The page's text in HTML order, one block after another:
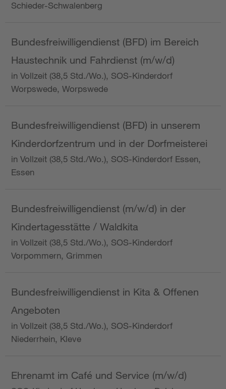
Schieder-Schwalenberg
Bundesfreiwilligendienst (BFD) im Bereich
Haustechnik und Fahrdienst (m/w/d)
in Vollzeit (38,5 Std./Wo.), SOS-Kinderdorf
Worpswede, Worpswede
Bundesfreiwilligendienst (BFD) in unserem
Kinderdorfzentrum und in der Dorfmeisterei
in Vollzeit (38,5 Std./Wo.), SOS-Kinderdorf Essen,
Essen
Bundesfreiwilligendienst (m/w/d) in der
Kindertagesstätte / Waldkita
in Vollzeit (38,5 Std./Wo.), SOS-Kinderdorf
Vorpommern, Grimmen
Bundesfreiwilligendienst in Kita & Offenen
Angeboten
in Vollzeit (38,5 Std./Wo.), SOS-Kinderdorf
Niederrhein, Kleve
Ehrenamt im Café und Service (m/w/d)